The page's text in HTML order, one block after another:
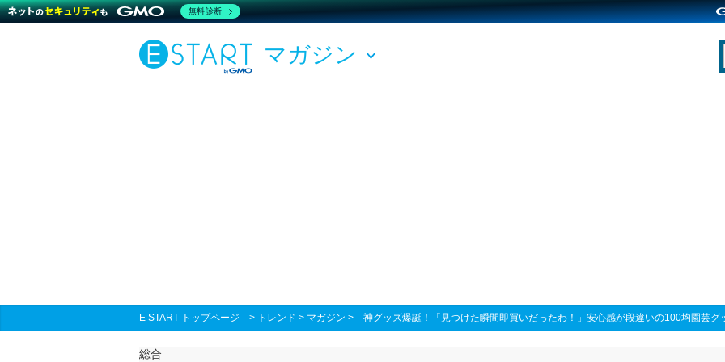
マガジン
E START トップページ > トレンド > マガジン > 神グッズ爆誕！「見つけた瞬間即買いだったわ！」安心感が段違いの100均園芸グ
総合
無料診断